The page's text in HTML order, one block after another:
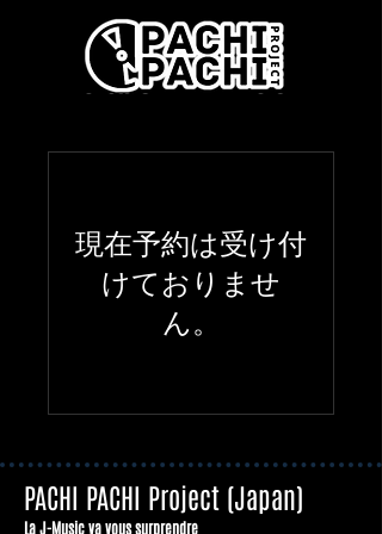
現在予約は受け付
けておりませ
ん。
PACHI PACHI Project (Japan)
La J-Music va vous surprendre